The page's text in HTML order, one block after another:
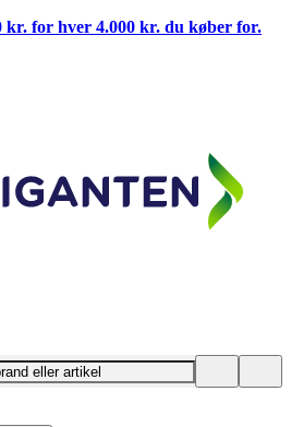
for hver 4.000 kr. du køber for.